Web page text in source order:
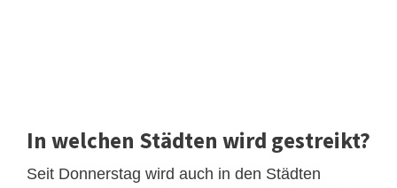
In welchen Städten wird gestreikt?
Seit Donnerstag wird auch in den Städten